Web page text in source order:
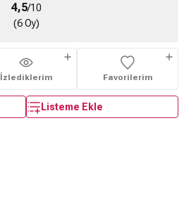
4,5/10
(6 Oy)
İzlediklerim Favorilerim
Listeme Ekle